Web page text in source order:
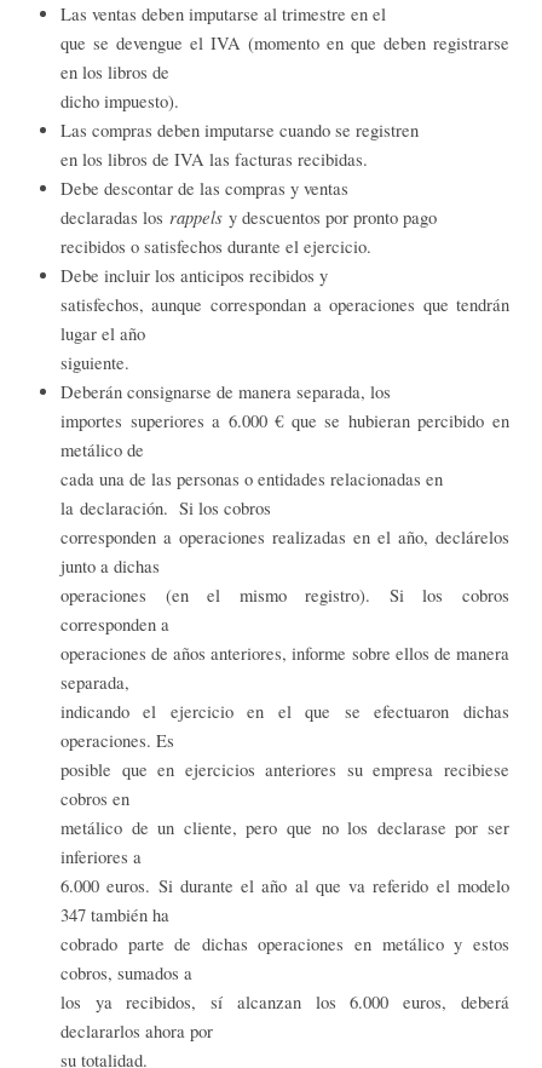
Las ventas deben imputarse al trimestre en el
que se devengue el IVA (momento en que deben registrarse
en los libros de
dicho impuesto).
Las compras deben imputarse cuando se registren
en los libros de IVA las facturas recibidas.
Debe descontar de las compras y ventas
declaradas los rappels y descuentos por pronto pago
recibidos o satisfechos durante el ejercicio.
Debe incluir los anticipos recibidos y
satisfechos, aunque correspondan a operaciones que tendrán
lugar el año
siguiente.
Deberán consignarse de manera separada, los
importes superiores a 6.000 € que se hubieran percibido en
metálico de
cada una de las personas o entidades relacionadas en
la declaración. Si los cobros
corresponden a operaciones realizadas en el año, declárelos
junto a dichas
operaciones (en el mismo registro). Si los cobros
corresponden a
operaciones de años anteriores, informe sobre ellos de manera
separada,
indicando el ejercicio en el que se efectuaron dichas
operaciones. Es
posible que en ejercicios anteriores su empresa recibiese
cobros en
metálico de un cliente, pero que no los declarase por ser
inferiores a
6.000 euros. Si durante el año al que va referido el modelo
347 también ha
cobrado parte de dichas operaciones en metálico y estos
cobros, sumados a
los ya recibidos, sí alcanzan los 6.000 euros, deberá
declararlos ahora por
su totalidad.